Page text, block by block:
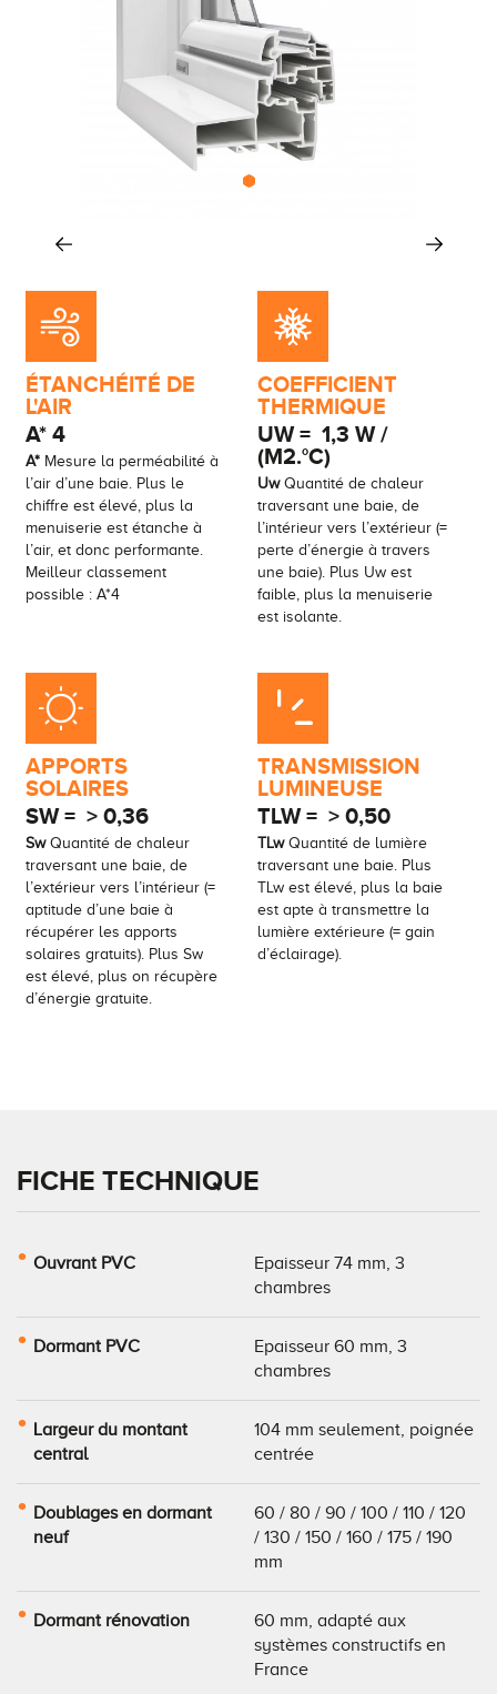
ÉTANCHÉITÉ DE
L'AIR
A*4
A* Mesure la perméabilité à
l’air d’une baie. Plus le
chiffre est élevé, plus la
menuiserie est étanche à
l’air, et donc performante.
Meilleur classement
possible : A*4
COEFFICIENT
THERMIQUE
UW =1,3 W /
(M2.°C)
UwQuantité de chaleur
traversant une baie, de
l’intérieur vers l’extérieur (=
perte d’énergie à travers
une baie). Plus Uw est
faible, plus la menuiserie
est isolante.
APPORTS
SOLAIRES
SW => 0,36
SwQuantité de chaleur
traversant une baie, de
l’extérieur vers l’intérieur (=
aptitude d’une baie à
récupérer les apports
solaires gratuits). Plus Sw
est élevé, plus on récupère
d’énergie gratuite.
TRANSMISSION
LUMINEUSE
TLW => 0,50
TLwQuantité de lumière
traversant une baie. Plus
TLw est élevé, plus la baie
est apte à transmettre la
lumière extérieure (= gain
d’éclairage).
FICHE TECHNIQUE
Ouvrant PVC
Epaisseur 74 mm, 3
chambres
Dormant PVC
Epaisseur 60 mm, 3
chambres
Largeur du montant
central
104 mm seulement, poignée
centrée
Doublages en dormant
neuf
60 / 80 / 90 / 100 / 110 / 120
/ 130 / 150 / 160 / 175 / 190
mm
Dormant rénovation
60 mm, adapté aux
systèmes constructifs en
France